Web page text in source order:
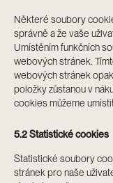
Některé soubory
správně a že vaše
Umístěním funkčních
webových stránek.
webových stránek
položky zůstanou v
cookies můžeme
5.2 Statistické cookies
Statistické soubory
stránek pro naše